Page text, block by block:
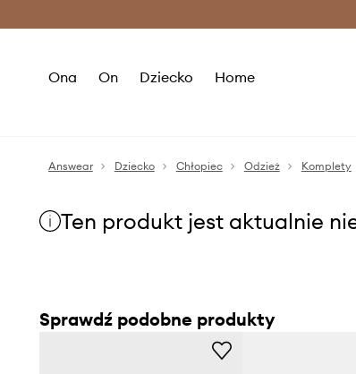
Ona On Dziecko Home
Answear Dziecko Chłopiec Odzież Komplety
Ten produkt jest aktualnie
Sprawdź podobne produkty